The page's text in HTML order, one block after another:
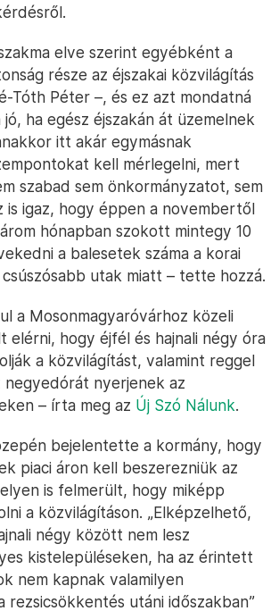
elve szerint egyébként a
része az éjszakai közvilágítás
Tóth Péter –, és ez azt mondatná
ha egész éjszakán át üzemelnek
itt akár egymásnak
kell mérlegelni, mert
szabad sem önkormányzatot, sem
is igaz, hogy éppen a novembertől
hónapban szokott mintegy 10
a balesetek száma a korai
utak miatt – tette hozzá.
a Mosonmagyaróvárhoz közeli
elérni, hogy éjfél és hajnali négy óra
a közvilágítást, valamint reggel
negyedórát nyerjenek az
– írta meg az Új Szó Nálunk.
bejelentette a kormány, hogy
piaci áron kell beszerezniük az
is felmerült, hogy miképp
a közvilágításon. „Elképzelhető,
négy között nem lesz
kistelepüléseken, ha az érintett
nem kapnak valamilyen
rezsicsökkentés utáni időszakban”